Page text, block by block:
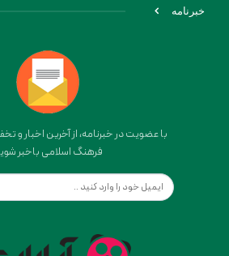
خبرنامه
با عضویت در خبرنامه، از آخرین اخبار و
فرهنگ اسلامی باخبر